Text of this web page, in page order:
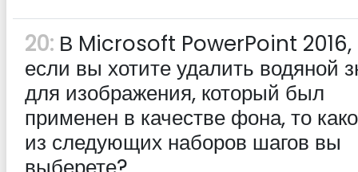
20: В Microsoft PowerPoint 2016,
если вы хотите удалить водяной
для изображения, который был
применен в качестве фона, то
из следующих наборов шагов вы